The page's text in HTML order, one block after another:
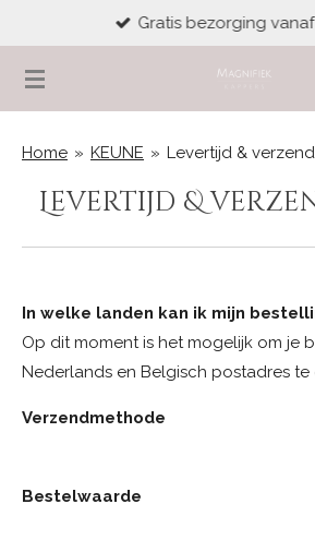
naar
de
hoofdinhoud
Gratis bezorging
Home » KEUNE » Levertijd &
Levertijd &
In welke landen kan ik mijn
Op dit moment is het mogelijk om je
Nederlands en Belgisch postadres te
Verzendmethode
Bestelwaarde